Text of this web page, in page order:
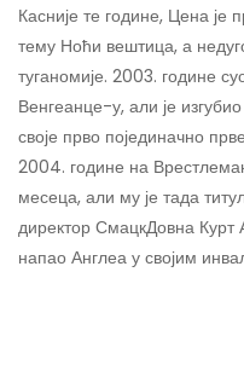
Касније те године, Цена је
тему Ноћи вештица, а
туганомије. 2003. године
Венгеанце-у, али је
своје прво појединачно
2004. године на
месеца, али му је тада
директор СмацкДовна Курт
напао Англеа у својим